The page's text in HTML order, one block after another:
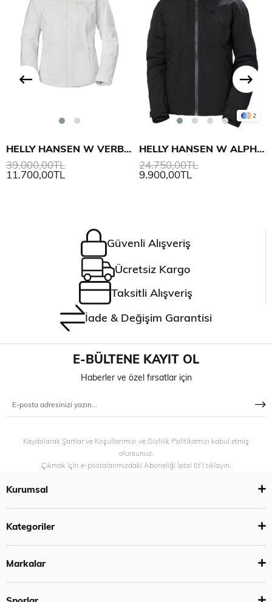
HELLY HANSEN W VERBIER INFINITY MONT
11.700,00TL
39.000,00TL
2
HELLY HANSEN W ALPHELIA INFINITY MONT
9.900,00TL
24.750,00TL
Güvenli Alışveriş
Ücretsiz Kargo
Taksitli Alışveriş
İade & Değişim Garantisi
E-BÜLTENE KAYIT OL
Haberler ve özel fırsatlar için
Kaydolarak Şartlar ve Koşullarımızı ve Gizlilik Politikamızı kabul etmiş
olursunuz.
Çıkmak için e-postalarımızdaki Aboneliği İptal Et’i tıklayın.
Kurumsal
Kategoriler
Markalar